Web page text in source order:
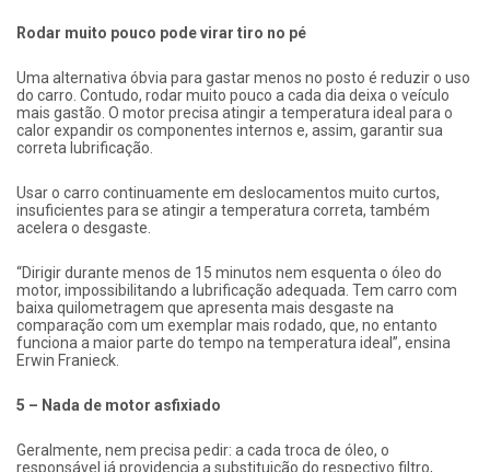
Rodar muito pouco pode virar tiro no pé
Uma alternativa óbvia para gastar menos no posto é reduzir o uso
do carro. Contudo, rodar muito pouco a cada dia deixa o veículo
mais gastão. O motor precisa atingir a temperatura ideal para o
calor expandir os componentes internos e, assim, garantir sua
correta lubrificação.
Usar o carro continuamente em deslocamentos muito curtos,
insuficientes para se atingir a temperatura correta, também
acelera o desgaste.
“Dirigir durante menos de 15 minutos nem esquenta o óleo do
motor, impossibilitando a lubrificação adequada. Tem carro com
baixa quilometragem que apresenta mais desgaste na
comparação com um exemplar mais rodado, que, no entanto
funciona a maior parte do tempo na temperatura ideal”, ensina
Erwin Franieck.
5 – Nada de motor asfixiado
Geralmente, nem precisa pedir: a cada troca de óleo, o
responsável já providencia a substituição do respectivo filtro,